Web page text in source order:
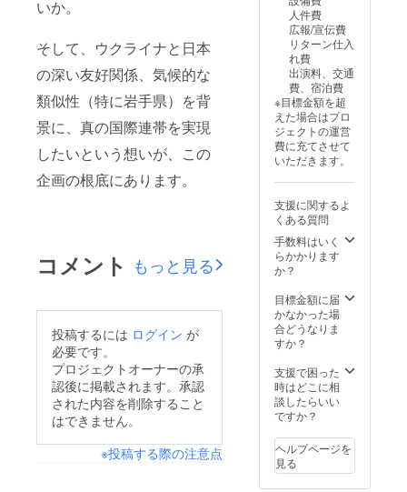
いか。
そして、ウクライナと日本
の深い友好関係、気候的な
類似性（特に岩手県）を背
景に、真の国際連帯を実現
したいという想いが、この
企画の根底にあります。
コメント もっと見る
投稿するには ログイン が
必要です。
プロジェクトオーナーの承
認後に掲載されます。承認
された内容を削除すること
はできません。
※投稿する際の注意点
いて】 ・プロ
ジェクトオー
ナー（制作・上
映側）の交通
費・宿泊費は、
支援者様に別途
実費でご負担い
ただきます。 ・
支援者様ご自身
の交通費・宿泊
費は、リターン
金額に含まれま
せん。 ・上映に
必要な機材レン
タルや設営費
は、基本的に支
援金の範囲内で
実施しますが、
特別な機材や追
れる場合は別途
ご相談となりま
す。
人件費
広報/宣伝費
リターン仕入
れ費
出演料、交通
費、宿泊費
※目標金額を超
えた場合はプロ
ジェクトの運営
費に充てさせて
いただきます。
支援に関するよ
くある質問
手数料はいく
らかかります
か？
目標金額に届
かなかった場
合どうなりま
すか？
支援で困った
時はどこに相
談したらいい
ですか？
ヘルプページを
見る